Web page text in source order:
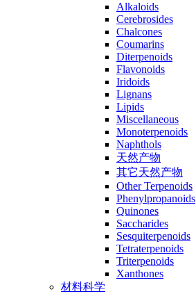
Alkaloids
Cerebrosides
Chalcones
Coumarins
Diterpenoids
Flavonoids
Iridoids
Lignans
Lipids
Miscellaneous
Monoterpenoids
Naphthols
天然产物
其它天然产物
Other Terpenoids
Phenylpropanoids
Quinones
Saccharides
Sesquiterpenoids
Tetraterpenoids
Triterpenoids
Xanthones
材料科学